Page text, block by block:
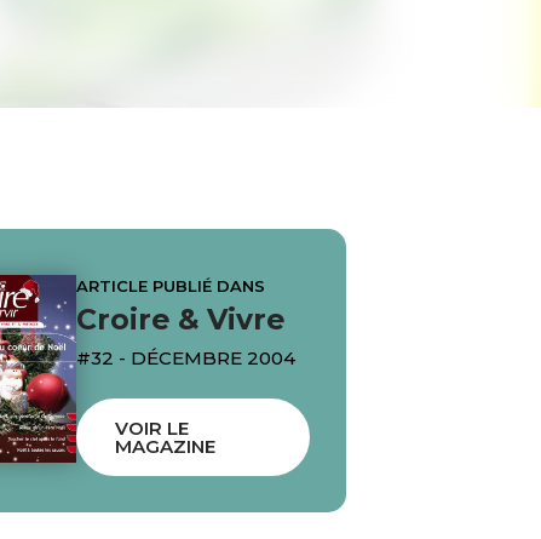
ARTICLE PUBLIÉ DANS
Croire & Vivre
#32 - DÉCEMBRE 2004
VOIR LE
MAGAZINE